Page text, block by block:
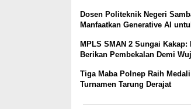
Dosen Politeknik Negeri
Manfaatkan Generative AI
MPLS SMAN 2 Sungai
Berikan Pembekalan Demi
Tiga Maba Polnep Raih
Turnamen Tarung Derajat